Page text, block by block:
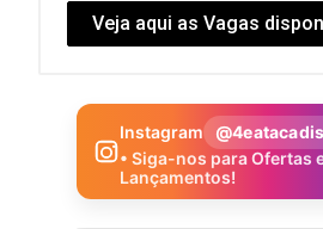
Veja aqui as Vagas
Instagram
• Siga-nos para Ofertas
Lançamentos!